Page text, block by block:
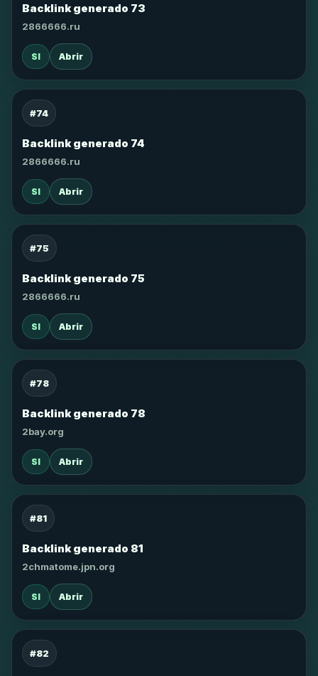
Backlink generado 73
2866666.ru
SI Abrir
#74
Backlink generado 74
2866666.ru
SI Abrir
#75
Backlink generado 75
2866666.ru
SI Abrir
#78
Backlink generado 78
2bay.org
SI Abrir
#81
Backlink generado 81
2chmatome.jpn.org
SI Abrir
#82